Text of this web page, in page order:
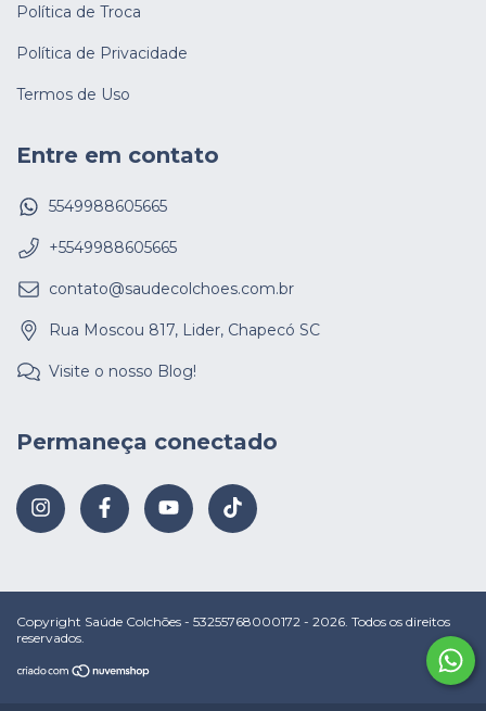
Política de Troca
Política de Privacidade
Termos de Uso
Entre em contato
5549988605665
+5549988605665
contato@saudecolchoes.com.br
Rua Moscou 817, Lider, Chapecó SC
Visite o nosso Blog!
Permaneça conectado
Copyright Saúde Colchões - 53255768000172 - 2026. Todos os direitos
reservados.